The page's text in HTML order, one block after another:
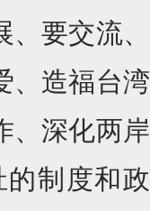
要交流、
、造福台湾
、深化两岸
制度和政